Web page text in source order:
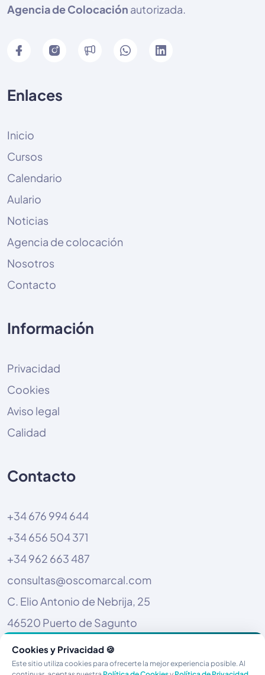
Agencia de Colocación autorizada.
Enlaces
Inicio
Cursos
Calendario
Aulario
Noticias
Agencia de colocación
Nosotros
Contacto
Información
Privacidad
Cookies
Aviso legal
Calidad
Contacto
+34 676 994 644
+34 656 504 371
+34 962 663 487
consultas@oscomarcal.com
C. Elio Antonio de Nebrija, 25
46520 Puerto de Sagunto
Cookies y Privacidad 🍪
Este sitio utiliza cookies para ofrecerte la mejor experiencia posible. Al